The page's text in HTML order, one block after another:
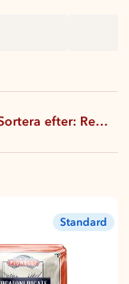
efter:
Standard